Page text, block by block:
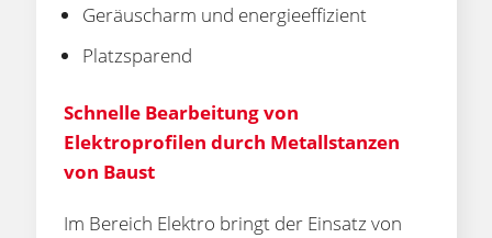
Geräuscharm und energieeffizient
Platzsparend
Schnelle Bearbeitung von
Elektroprofilen durch Metallstanzen
von Baust
Im Bereich Elektro bringt der Einsatz von